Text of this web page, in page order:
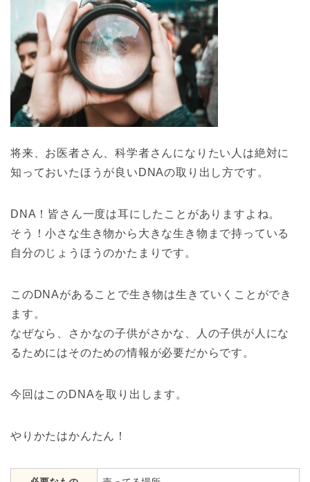
将来、お医者さん、科学者さんになりたい人は絶対に
知っておいたほうが良いDNAの取り出し方です。
DNA！皆さん一度は耳にしたことがありますよね。
そう！小さな生き物から大きな生き物まで持っている
自分のじょうほうのかたまりです。
このDNAがあることで生き物は生きていくことができ
ます。
なぜなら、さかなの子供がさかな、人の子供が人にな
るためにはそのための情報が必要だからです。
今回はこのDNAを取り出します。
やりかたはかんたん！